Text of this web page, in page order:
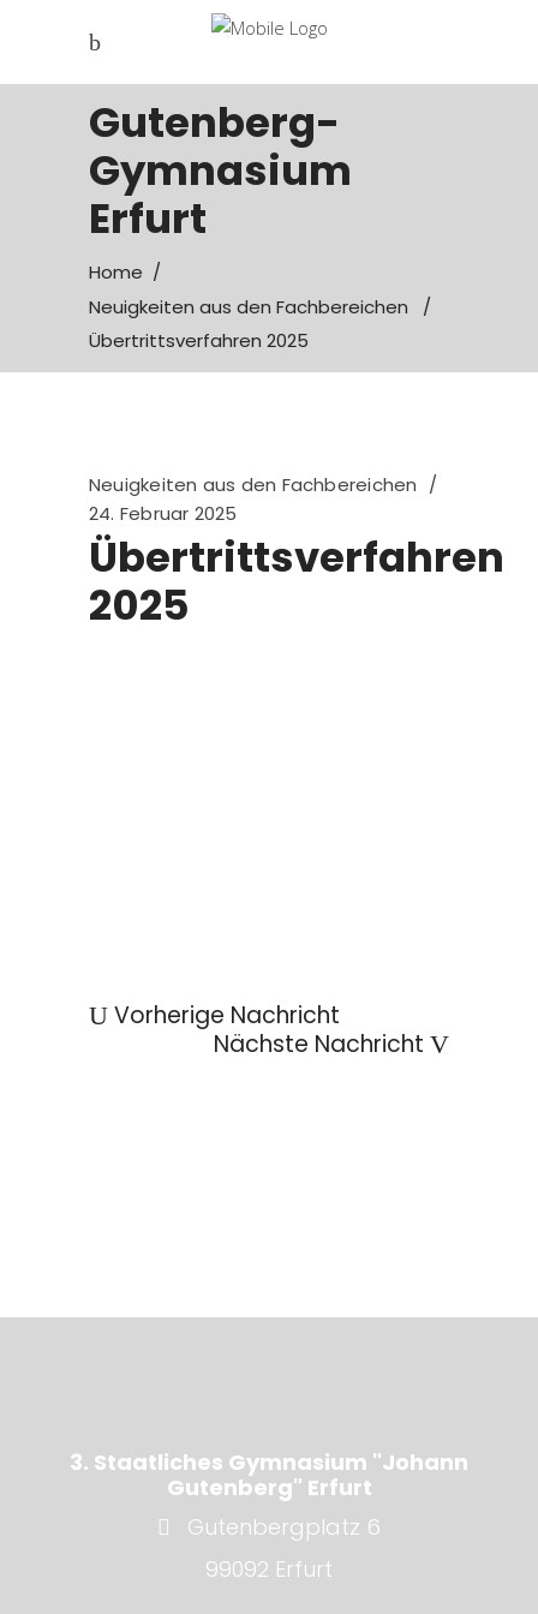
Gutenberg-
Gymnasium
Erfurt
Home /
Neuigkeiten aus den Fachbereichen
/
Übertrittsverfahren 2025
Neuigkeiten aus den Fachbereichen
24. Februar 2025
Übertrittsverfahren
2025
Vorherige Nachricht
Nächste Nachricht
3. Staatliches Gymnasium "Johann
Gutenberg" Erfurt
Gutenbergplatz 6
99092 Erfurt